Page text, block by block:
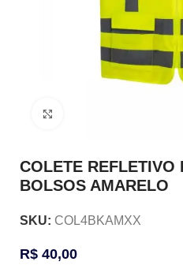
COLETE REFLETIVO
BOLSOS AMARELO
SKU: COL4BKAMXX
R$ 40,00